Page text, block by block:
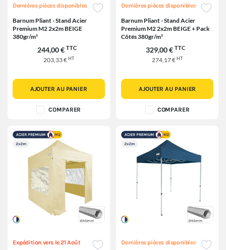
Dernières pièces disponibles
Barnum Pliant - Stand Acier
Premium M2 2x2m BEIGE
380gr/m²
244,00 € TTC
203,33 €HT
AJOUTER AU PANIER
COMPARER
Dernières pièces disponibles
Barnum Pliant - Stand Acier
Premium M2 2x2m BEIGE + Pack
Côtés 380gr/m²
329,00 € TTC
274,17 €HT
AJOUTER AU PANIER
COMPARER
Expédition vers le 21 Août Dernières pièces disponibles